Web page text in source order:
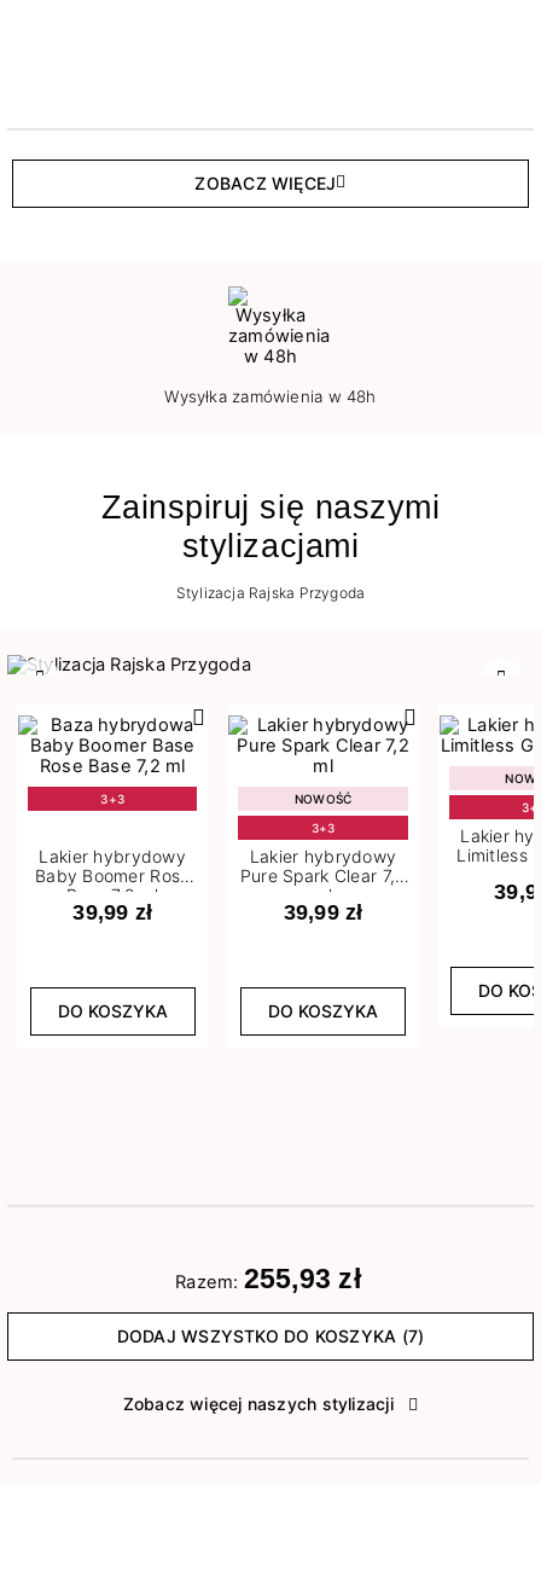
ZOBACZ WIĘCEJ
Wysyłka zamówienia w 48h
Zainspiruj się naszymi
stylizacjami
Stylizacja Rajska Przygoda
3+3
Lakier hybrydowy
Baby Boomer Rose
Base 7,2 ml
39,99 zł
DO KOSZYKA
NOWOŚĆ
3+3
Lakier hybrydowy
Pure Spark Clear 7,2
ml
39,99 zł
DO KOSZYKA
Lakier
Limitless
DO
Razem: 255,93 zł
DODAJ WSZYSTKO DO KOSZYKA (7)
Zobacz więcej naszych stylizacji